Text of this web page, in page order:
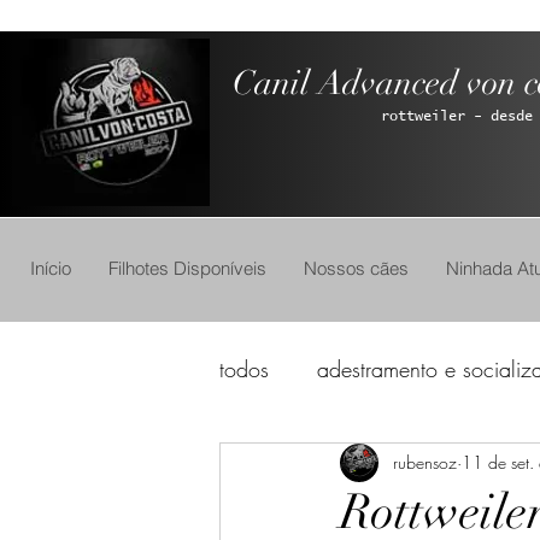
Canil Advanced von
rottweiler - desde
Início Filhotes Disponíveis Nossos cães Ninhada
todos adestramento e
rubensoz 11 de